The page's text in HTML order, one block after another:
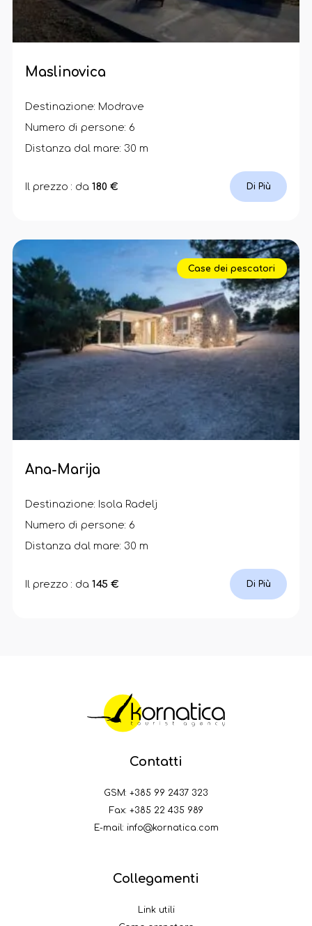
Maslinovica
Destinazione: Modrave
Numero di persone: 6
Distanza dal mare: 30 m
Il prezzo : da 180 € Di Più
Case dei pescatori
Ana-Marija
Destinazione: Isola Radelj
Numero di persone: 6
Distanza dal mare: 30 m
Il prezzo : da 145 € Di Più
Contatti
GSM: +385 99 2437 323
Fax: +385 22 435 989
E-mail: info@kornatica.com
Collegamenti
Link utili